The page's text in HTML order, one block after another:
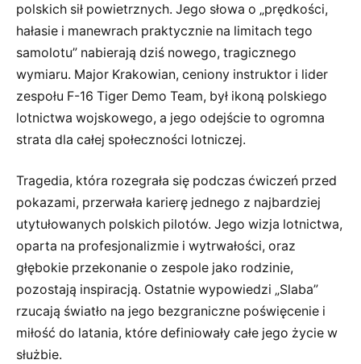
polskich sił powietrznych. Jego słowa o „prędkości,
hałasie i manewrach praktycznie na limitach tego
samolotu” nabierają dziś nowego, tragicznego
wymiaru. Major Krakowian, ceniony instruktor i lider
zespołu F-16 Tiger Demo Team, był ikoną polskiego
lotnictwa wojskowego, a jego odejście to ogromna
strata dla całej społeczności lotniczej.
Tragedia, która rozegrała się podczas ćwiczeń przed
pokazami, przerwała karierę jednego z najbardziej
utytułowanych polskich pilotów. Jego wizja lotnictwa,
oparta na profesjonalizmie i wytrwałości, oraz
głębokie przekonanie o zespole jako rodzinie,
pozostają inspiracją. Ostatnie wypowiedzi „Slaba”
rzucają światło na jego bezgraniczne poświęcenie i
miłość do latania, które definiowały całe jego życie w
służbie.